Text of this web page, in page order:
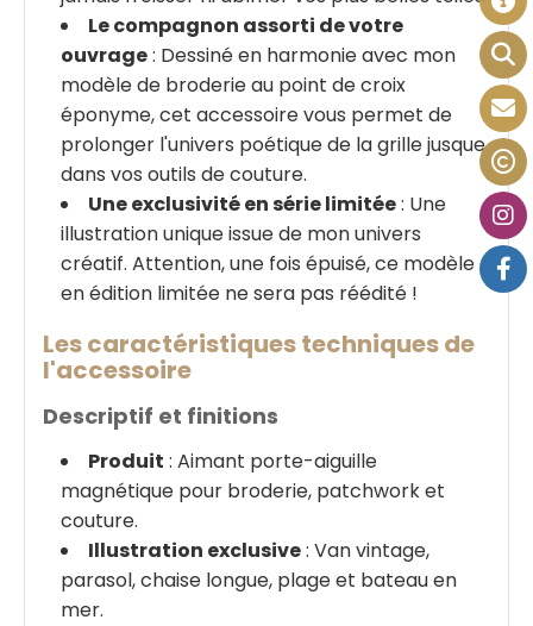
Le compagnon assorti de votre
ouvrage: Dessiné en harmonie avec mon
modèle de broderie au point de croix
éponyme, cet accessoire vous permet de
prolonger l'univers poétique de la grille jusque
dans vos outils de couture.
Une exclusivité en série limitée: Une
illustration unique issue de mon univers
créatif. Attention, une fois épuisé, ce modèle
en édition limitée ne sera pas réédité !
Les caractéristiques techniques de
l'accessoire
Descriptif et finitions
Produit : Aimant porte-aiguille
magnétique pour broderie, patchwork et
couture.
Illustration exclusive: Van vintage,
parasol, chaise longue, plage et bateau en
mer.